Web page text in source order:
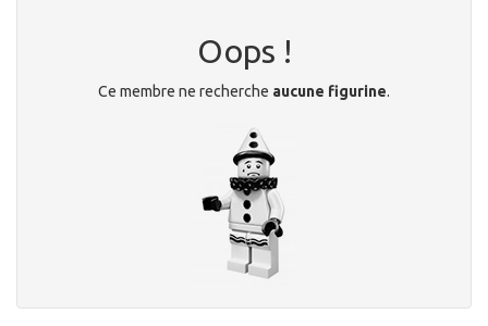
Oops !
Ce membre ne recherche aucune figurine.